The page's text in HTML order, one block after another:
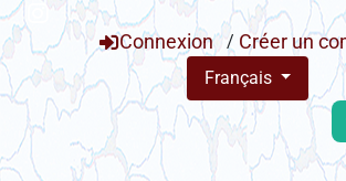
Connexion / Créer un
Français